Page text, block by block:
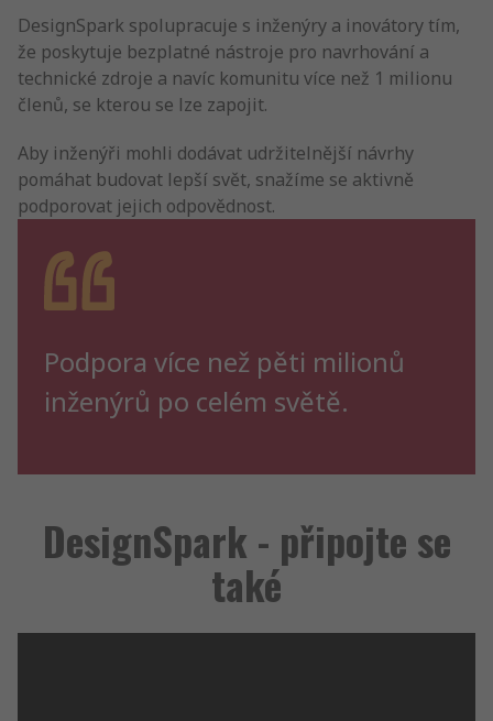
DesignSpark spolupracuje s inženýry a inovátory tím,
že poskytuje bezplatné nástroje pro navrhování a
technické zdroje a navíc komunitu více než 1 milionu
členů, se kterou se lze zapojit.
Aby inženýři mohli dodávat udržitelnější návrhy
pomáhat budovat lepší svět, snažíme se aktivně
podporovat jejich odpovědnost.
Podpora více než pěti milionů
inženýrů po celém světě.
DesignSpark - připojte se
také